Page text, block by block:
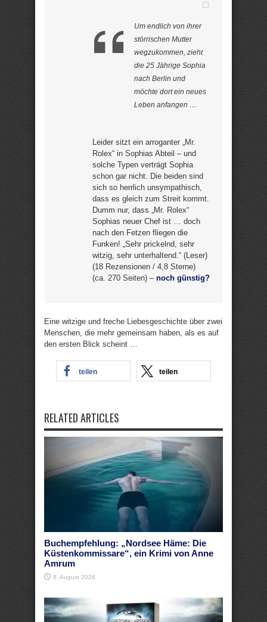
Um endlich von ihrer
störrischen Mutter
wegzukommen, zieht
die 25 Jährige Sophia
nach Berlin und
möchte dort ein neues
Leben anfangen …
Leider sitzt ein arroganter „Mr.
Rolex“ in Sophias Abteil – und
solche Typen verträgt Sophia
schon gar nicht. Die beiden sind
sich so herrlich unsympathisch,
dass es gleich zum Streit kommt.
Dumm nur, dass „Mr. Rolex“
Sophias neuer Chef ist … doch
nach den Fetzen fliegen die
Funken! „Sehr prickelnd, sehr
witzig, sehr unterhaltend.“ (Leser)
(18 Rezensionen / 4,8 Sterne)
(ca. 270 Seiten) – noch günstig?
Eine witzige und freche Liebesgeschichte über zwei
Menschen, die mehr gemeinsam haben, als es auf
den ersten Blick scheint …
teilen teilen
RELATED ARTICLES
Buchempfehlung: „Nordsee Häme: Die
Küstenkommissare“, ein Krimi von Anne
Amrum
8. August 2026